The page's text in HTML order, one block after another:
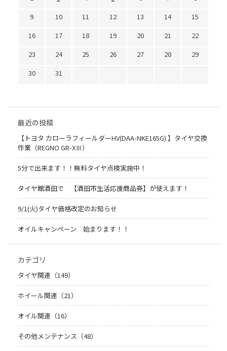
9
10 11 12 13 14
15
16
17 18 19 20 21
22
23
24 25 26 27 28
29
30
31
最近の投稿
【トヨタ カローラフィールダーHV(DAA-NKE165G) 】タイヤ交換
作業（REGNO GR-XⅢ）
5分で出来ます！！無料タイヤ点検実施中！
タイヤ館酒田で 【酒田市生活応援商品券】が使えます！
9/1(火)タイヤ価格改定のお知らせ
オイルキャンペーン 始まります！！
カテゴリ
タイヤ関連（149）
ホイール関連（21）
オイル関連（16）
その他メンテナンス（48）